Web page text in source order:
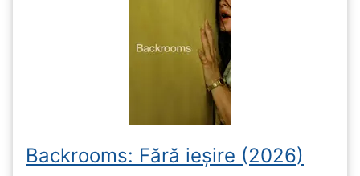
Backrooms: Fără ieșire (2026)